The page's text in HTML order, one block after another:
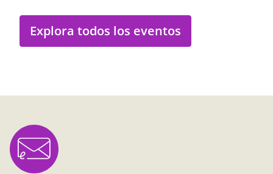
Explora todos los eventos